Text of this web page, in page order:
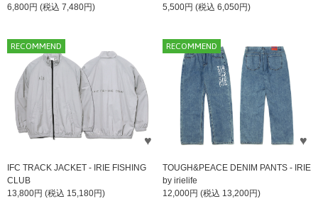
6,800円 (税込 7,480円)
5,500円 (税込 6,050円)
RECOMMEND
IFC TRACK JACKET - IRIE FISHING
CLUB
13,800円 (税込 15,180円)
RECOMMEND
TOUGH&PEACE DENIM PANTS - IRIE
by irielife
12,000円 (税込 13,200円)